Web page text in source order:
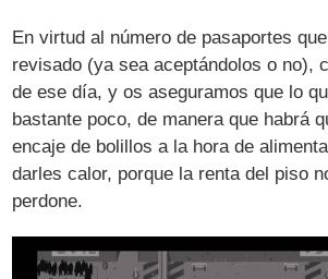
En virtud al número de pasaportes
revisado (ya sea aceptándolos o no),
de ese día, y os aseguramos que lo
bastante poco, de manera que habrá
encaje de bolillos a la hora de
darles calor, porque la renta del piso
perdone.